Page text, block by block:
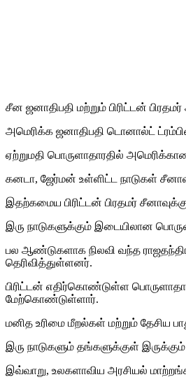
சீன ஜனாதிபதி மற்றும் பிரிட்டன்
அமெரிக்க ஜனாதிபதி டொனால்ட்
ஏற்றுமதி பொருளாதாரதில்
கனடா, ஜேர்மன் உள்ளிட்ட நாடுகள்
இதற்கமைய பிரிட்டன் பிரதமர்
இரு நாடுகளுக்கும் இடையிலான
பல ஆண்டுகளாக நிலவி வந்த
தெரிவித்துள்ளனர்.
பிரிட்டன் எதிர்கொண்டுள்ள
மேற்கொண்டுள்ளார்.
மனித உரிமை மீறல்கள் மற்றும் தேசிய
இரு நாடுகளும் தங்களுக்குள்
இவ்வாறு, உலகளாவிய அரசியல்